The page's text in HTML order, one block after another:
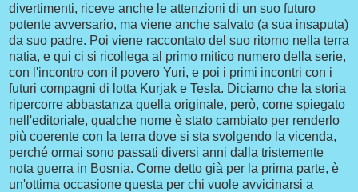
divertimenti, riceve anche le attenzioni di un suo futuro
potente avversario, ma viene anche salvato (a sua insaputa)
da suo padre. Poi viene raccontato del suo ritorno nella terra
natia, e qui ci si ricollega al primo mitico numero della serie,
con l'incontro con il povero Yuri, e poi i primi incontri con i
futuri compagni di lotta Kurjak e Tesla. Diciamo che la storia
ripercorre abbastanza quella originale, però, come spiegato
nell'editoriale, qualche nome è stato cambiato per renderlo
più coerente con la terra dove si sta svolgendo la vicenda,
perché ormai sono passati diversi anni dalla tristemente
nota guerra in Bosnia. Come detto già per la prima parte, è
un'ottima occasione questa per chi vuole avvicinarsi a